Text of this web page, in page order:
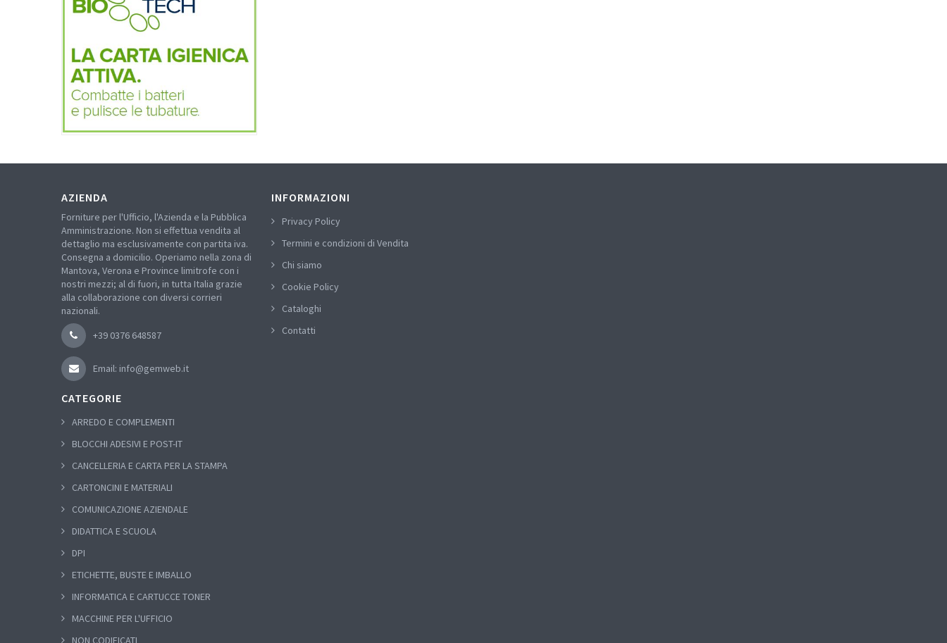
AZIENDA
Forniture per l'Ufficio, l'Azienda e la Pubblica
Amministrazione. Non si effettua vendita al
dettaglio ma esclusivamente con partita iva.
Consegna a domicilio. Operiamo nella zona di
Mantova, Verona e Province limitrofe con i
nostri mezzi; al di fuori, in tutta Italia grazie
alla collaborazione con diversi corrieri
nazionali.
+39 0376 648587
Email: info@gemweb.it
INFORMAZIONI
Privacy Policy
Termini e condizioni di Vendita
Chi siamo
Cookie Policy
Cataloghi
Contatti
CATEGORIE
ARREDO E COMPLEMENTI
BLOCCHI ADESIVI E POST-IT
CANCELLERIA E CARTA PER LA STAMPA
CARTONCINI E MATERIALI
COMUNICAZIONE AZIENDALE
DIDATTICA E SCUOLA
DPI
ETICHETTE, BUSTE E IMBALLO
INFORMATICA E CARTUCCE TONER
MACCHINE PER L'UFFICIO
NON CODIFICATI